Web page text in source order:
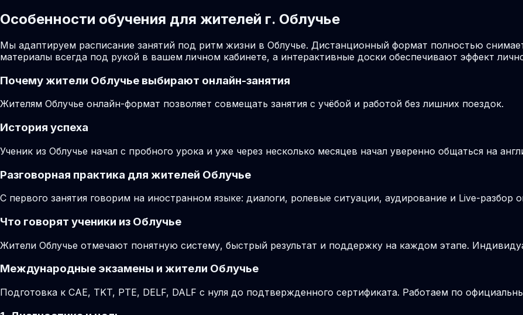
Особенности обучения для жителей г. Облучье
Мы адаптируем расписание занятий под ритм жизни в Облучье. Дистанционный формат полностью
материалы всегда под рукой в вашем личном кабинете, а интерактивные доски обеспечивают эффект
Почему жители Облучье выбирают онлайн-занятия
Жителям Облучье онлайн-формат позволяет совмещать занятия с учёбой и работой без лишних поездок.
История успеха
Ученик из Облучье начал с пробного урока и уже через несколько месяцев начал уверенно общаться на
Разговорная практика для жителей Облучье
С первого занятия говорим на иностранном языке: диалоги, ролевые ситуации, аудирование и Live-разбор
Что говорят ученики из Облучье
Жители Облучье отмечают понятную систему, быстрый результат и поддержку на каждом этапе.
Международные экзамены и жители Облучье
Подготовка к CAE, TKT, PTE, DELF, DALF с нуля до подтвержденного сертификата. Работаем по